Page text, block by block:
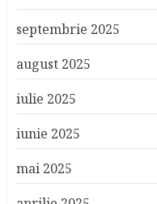
septembrie 2025
august 2025
iulie 2025
iunie 2025
mai 2025